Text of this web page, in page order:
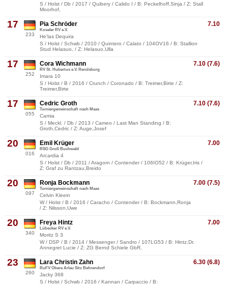
S / Holst / Db / 2017 / Quibery / Calido I / B: Peckelhoff,Sinja / Z: Stall
Moorhof,
17
233
7.10
Pia Schröder
Koseler RV e.V.
He'las Dequira
S / Holst / Schwb / 2010 / Quintero / Calato / 104OV16 / B: Stallion
Stud Helasuo, / Z: Helasuo,Ulla
17
252
7.10 (7.6)
Cora Wichmann
RV St. Hubertus e.V. Rendsburg
Imara 10
S / Holst / B / 2016 / Crunch / Coronado / B: Treimer,Birte / Z:
Treimer,Birte
17
055
7.10 (7.6)
Cedric Groth
Turniergemeinschaft nach Maas
Camia
S / Meckl. / Db / 2013 / Cameo / Last Man Standing / B:
Groth,Cedric / Z: Auge,Josef
20
016
7.00
Emil Krüger
RSG Groß Buchwald
Arcardia 4
S / Holst / Db / 2011 / Aragorn / Contender / 106IO52 / B: Krüger,Iris /
Z: Graf zu Rantzau,Breido
20
097
7.00 (7.5)
Ronja Bockmann
Turniergemeinschaft nach Maas
Celvin Kleein
W / Holst / B / 2016 / Caracho / Contender / B: Bockmann,Ronja
/ Z: Nilsson,Uwe
20
340
7.00
Freya Hintz
Lübecker RV e.V.
Moritz S 3
W / DSP / B / 2014 / Messenger / Sandro / 107LG53 / B: Hintz,Dr.
Annegret Lucie / Z: ZG Bernd Schiele GbR,
23
260
6.30 (6.8)
Lara Christin Zahn
RuFV Obere Arlau Sitz Behrendorf
Jacky 368
S / Holst / Schwb / 2016 / Kannan / Carpaccio / B: